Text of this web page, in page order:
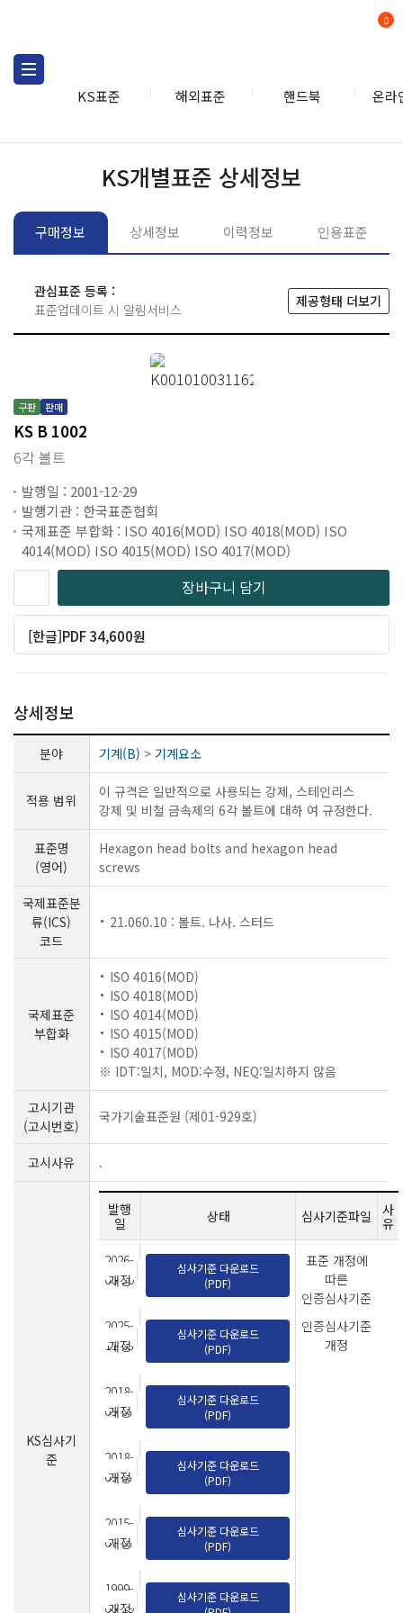
KS표준 해외표준 핸드북 온라
0
KS개별표준 상세정보
구매정보 상세정보 이력정보 인용표준
관심표준 등록 :
표준업데이트 시 알림서비스
제공형태 더보기
구판 판매
KS B 1002
6각 볼트
발행일 : 2001-12-29
발행기관 : 한국표준협회
국제표준 부합화 : ISO 4016(MOD) ISO 4018(MOD) ISO
4014(MOD) ISO 4015(MOD) ISO 4017(MOD)
장바구니 담기
[한글]PDF 34,600원
상세정보
분야 기계(B) > 기계요소
적용 범위
이 규격은 일반적으로 사용되는 강제, 스테인리스
강제 및 비철 금속제의 6각 볼트에 대하 여 규정한다.
표준명
(영어)
Hexagon head bolts and hexagon head
screws
국제표준분
류(ICS)
코드
21.060.10 : 볼트. 나사. 스터드
국제표준
부합화
ISO 4016(MOD)
ISO 4018(MOD)
ISO 4014(MOD)
ISO 4015(MOD)
ISO 4017(MOD)
※ IDT:일치, MOD:수정, NEQ:일치하지 않음
고시기관
(고시번호)
국가기술표준원 (제01-929호)
고시사유 .
KS심사기
준
발행
일
상태 심사기준파일
사
유
2026-
06-30
개정
심사기준 다운로드
(PDF)
표준 개정에
따른
인증심사기준
개정
2025-
11-03
개정
심사기준 다운로드
(PDF)
인증심사기준
개정
2018-
09-07
개정
심사기준 다운로드
(PDF)
2018-
09-07
개정
심사기준 다운로드
(PDF)
2015-
07-07
개정
심사기준 다운로드
(PDF)
1999-
06-19
개정
심사기준 다운로드